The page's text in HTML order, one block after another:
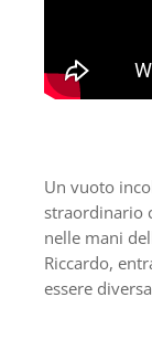
Un vuoto
straordinario
nelle mani
Riccardo,
essere